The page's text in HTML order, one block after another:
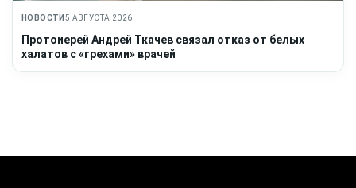
НОВОСТИ 5 АВГУСТА 2026
Протоиерей Андрей Ткачев связал отказ от белых
халатов с «грехами» врачей